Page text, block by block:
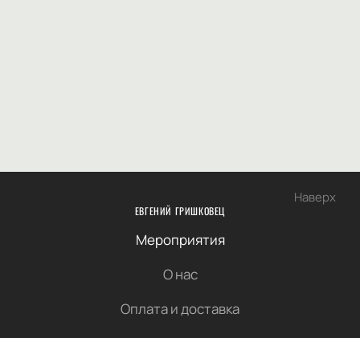
Наверх
ЕВГЕНИЙ ГРИШКОВЕЦ
Мероприятия
О нас
Оплата и доставка